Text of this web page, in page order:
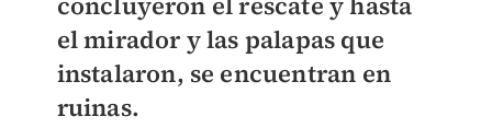
el mirador y las palapas que
instalaron, se encuentran en
ruinas.